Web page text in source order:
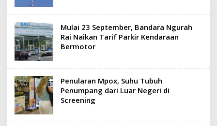
Mulai 23 September, Bandara Ngurah
Rai Naikan Tarif Parkir Kendaraan
Bermotor
Penularan Mpox, Suhu Tubuh
Penumpang dari Luar Negeri di
Screening